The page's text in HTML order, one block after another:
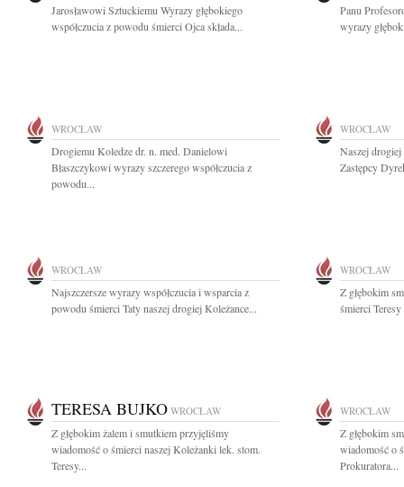
Jarosławowi Sztuckiemu Wyrazy głębokiego
współczucia z powodu śmierci Ojca składa...
Panu
wyrazy
WROCŁAW
Drogiemu Koledze dr. n. med. Danielowi
Błaszczykowi wyrazy szczerego współczucia z
powodu...
WROCŁAW
Naszej
Zastępcy
WROCŁAW
Najszczersze wyrazy współczucia i wsparcia z
powodu śmierci Taty naszej drogiej Koleżance...
WROCŁAW
Z głębokim
śmierci
TERESA BUJKO WROCŁAW
Z głębokim żalem i smutkiem przyjęliśmy
wiadomość o śmierci naszej Koleżanki lek. stom.
Teresy...
WROCŁAW
Z głębokim
wiadomość o
Prokuratora...